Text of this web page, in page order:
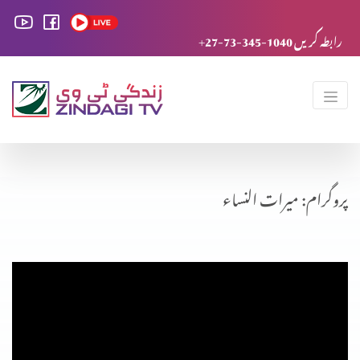
+27-73-345-1040 رابطہ کریں
پروگرام: میرات النساء